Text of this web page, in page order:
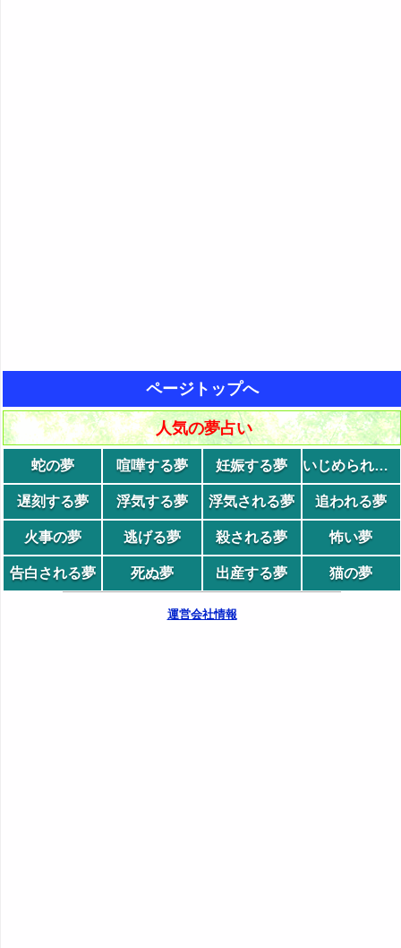
ページトップへ
人気の夢占い
蛇の夢 喧嘩する夢 妊娠する夢 いじめられる夢
遅刻する夢 浮気する夢 浮気される夢 追われる夢
火事の夢 逃げる夢 殺される夢 怖い夢
告白される夢 死ぬ夢 出産する夢 猫の夢
運営会社情報